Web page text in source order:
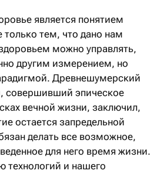
является понятием
только тем, что дано нам
можно управлять,
другим измерением, но
Древнешумерский
совершивший эпическое
вечной жизни, заключил,
остается запредельной
делать все возможное,
для него время жизни.
технологий и нашего